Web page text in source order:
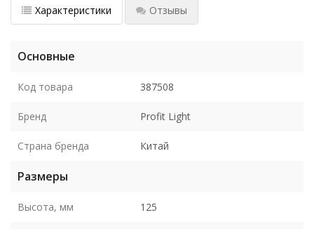
Характеристики Отзывы
Основные
Код товара 387508
Бренд Profit Light
Страна бренда Китай
Размеры
Высота, мм 125